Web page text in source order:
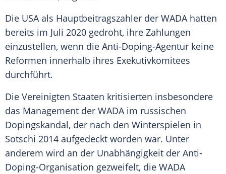
Die USAals Hauptbeitragszahler der WADAhatten
bereits im Juli 2020 gedroht, ihre Zahlungen
einzustellen, wenn die Anti-Doping-Agentur keine
Reformen innerhalb ihres Exekutivkomitees
durchführt.
Die Vereinigten Staaten kritisierten insbesondere
das Management der WADAim russischen
Dopingskandal, der nach den Winterspielen in
Sotschi 2014 aufgedeckt worden war. Unter
anderem wird an der Unabhängigkeit der Anti-
Doping-Organisation gezweifelt, die WADA